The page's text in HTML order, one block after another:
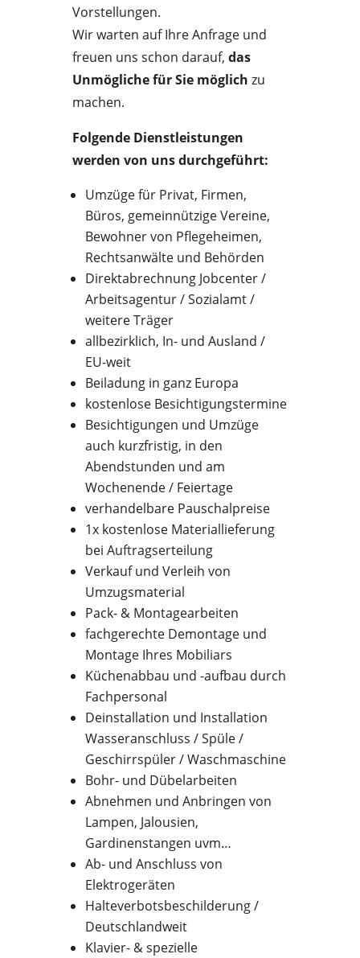
Vorstellungen.
Wir warten auf Ihre Anfrage und
freuen uns schon darauf, das
Unmögliche für Sie möglich zu
machen.
Folgende Dienstleistungen
werden von uns durchgeführt:
Umzüge für Privat, Firmen,
Büros, gemeinnützige Vereine,
Bewohner von Pflegeheimen,
Rechtsanwälte und Behörden
Direktabrechnung Jobcenter /
Arbeitsagentur / Sozialamt /
weitere Träger
allbezirklich, In- und Ausland /
EU-weit
Beiladung in ganz Europa
kostenlose Besichtigungstermine
Besichtigungen und Umzüge
auch kurzfristig, in den
Abendstunden und am
Wochenende / Feiertage
verhandelbare Pauschalpreise
1x kostenlose Materiallieferung
bei Auftragserteilung
Verkauf und Verleih von
Umzugsmaterial
Pack- & Montagearbeiten
fachgerechte Demontage und
Montage Ihres Mobiliars
Küchenabbau und -aufbau durch
Fachpersonal
Deinstallation und Installation
Wasseranschluss / Spüle /
Geschirrspüler / Waschmaschine
Bohr- und Dübelarbeiten
Abnehmen und Anbringen von
Lampen, Jalousien,
Gardinenstangen uvm…
Ab- und Anschluss von
Elektrogeräten
Halteverbotsbeschilderung /
Deutschlandweit
Klavier- & spezielle